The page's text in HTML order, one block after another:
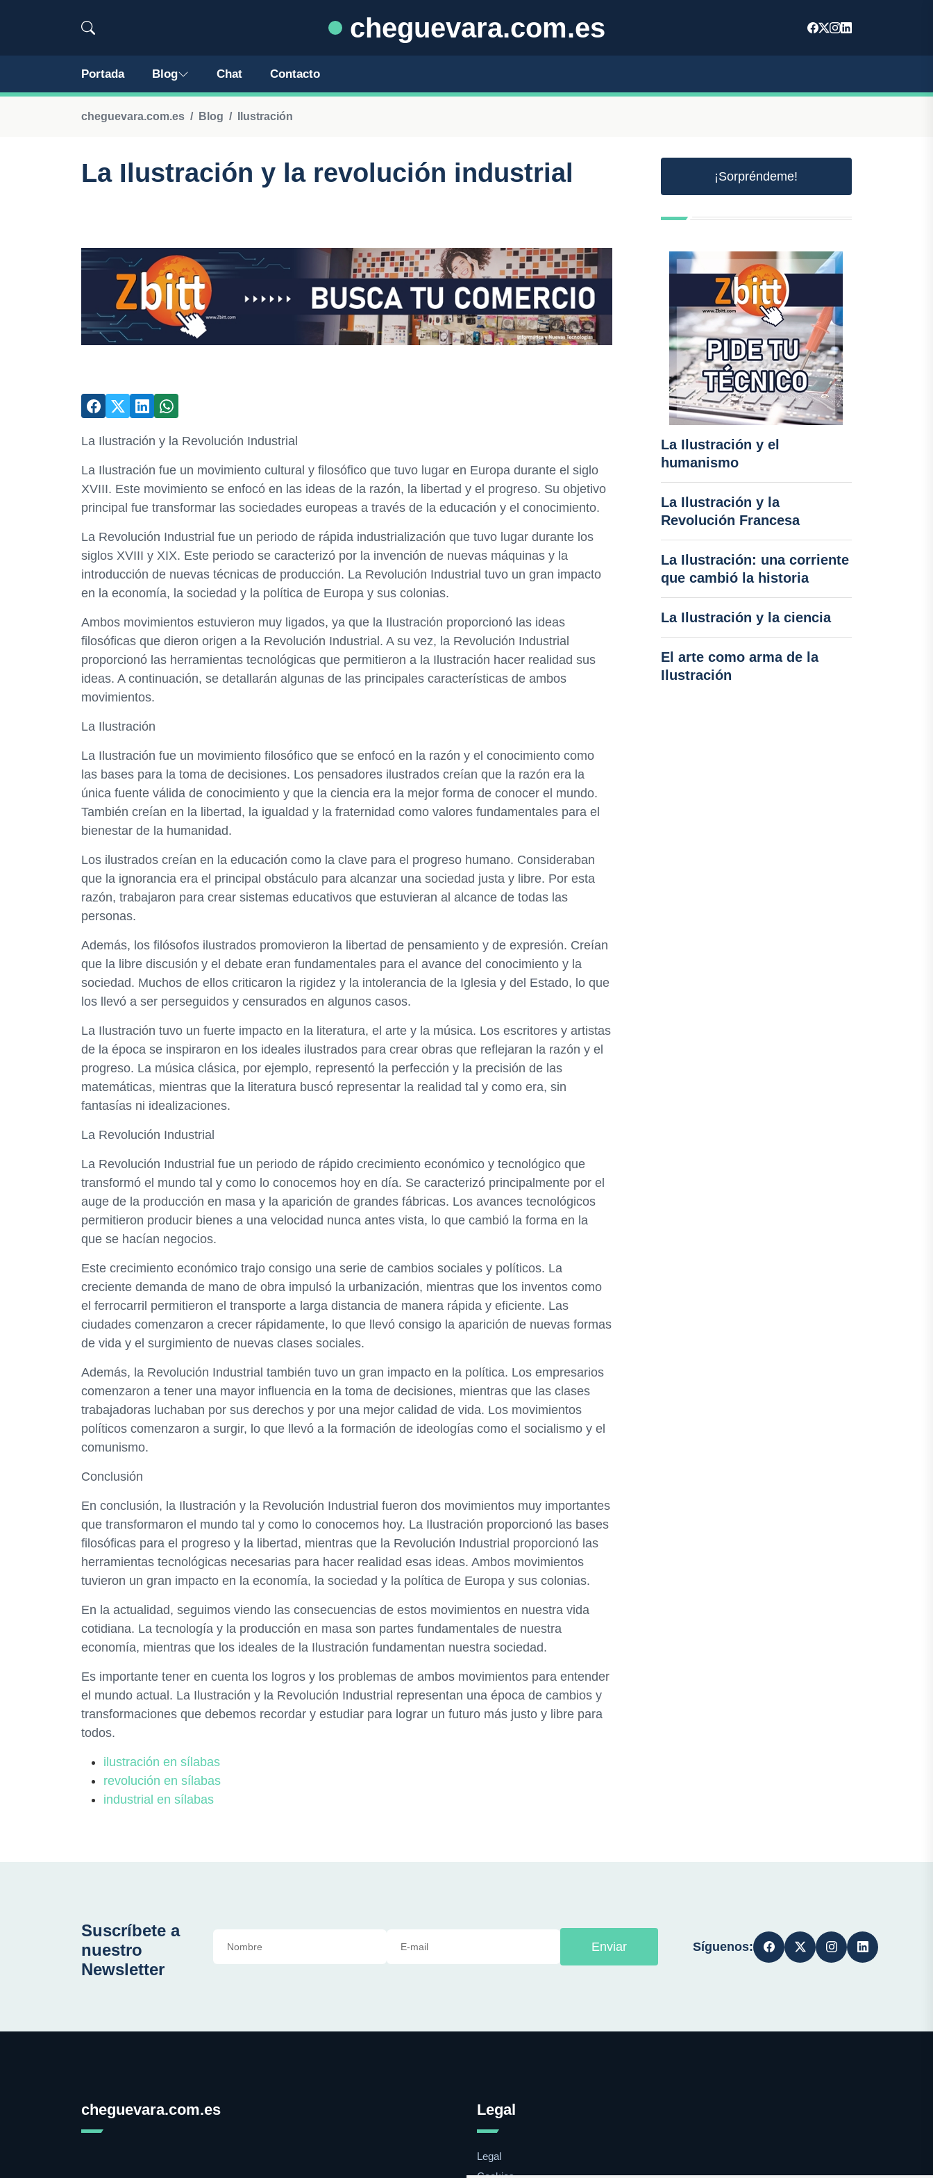
cheguevara.com.es
Portada Blog Chat Contacto
cheguevara.com.es Blog Ilustración
La Ilustración y la revolución industrial
La Ilustración y la Revolución Industrial
La Ilustración fue un movimiento cultural y filosófico que tuvo lugar en Europa durante el siglo
XVIII. Este movimiento se enfocó en las ideas de la razón, la libertad y el progreso. Su objetivo
principal fue transformar las sociedades europeas a través de la educación y el conocimiento.
La Revolución Industrial fue un periodo de rápida industrialización que tuvo lugar durante los
siglos XVIII y XIX. Este periodo se caracterizó por la invención de nuevas máquinas y la
introducción de nuevas técnicas de producción. La Revolución Industrial tuvo un gran impacto
en la economía, la sociedad y la política de Europa y sus colonias.
Ambos movimientos estuvieron muy ligados, ya que la Ilustración proporcionó las ideas
filosóficas que dieron origen a la Revolución Industrial. A su vez, la Revolución Industrial
proporcionó las herramientas tecnológicas que permitieron a la Ilustración hacer realidad sus
ideas. A continuación, se detallarán algunas de las principales características de ambos
movimientos.
La Ilustración
La Ilustración fue un movimiento filosófico que se enfocó en la razón y el conocimiento como
las bases para la toma de decisiones. Los pensadores ilustrados creían que la razón era la
única fuente válida de conocimiento y que la ciencia era la mejor forma de conocer el mundo.
También creían en la libertad, la igualdad y la fraternidad como valores fundamentales para el
bienestar de la humanidad.
Los ilustrados creían en la educación como la clave para el progreso humano. Consideraban
que la ignorancia era el principal obstáculo para alcanzar una sociedad justa y libre. Por esta
razón, trabajaron para crear sistemas educativos que estuvieran al alcance de todas las
personas.
Además, los filósofos ilustrados promovieron la libertad de pensamiento y de expresión. Creían
que la libre discusión y el debate eran fundamentales para el avance del conocimiento y la
sociedad. Muchos de ellos criticaron la rigidez y la intolerancia de la Iglesia y del Estado, lo que
los llevó a ser perseguidos y censurados en algunos casos.
La Ilustración tuvo un fuerte impacto en la literatura, el arte y la música. Los escritores y artistas
de la época se inspiraron en los ideales ilustrados para crear obras que reflejaran la razón y el
progreso. La música clásica, por ejemplo, representó la perfección y la precisión de las
matemáticas, mientras que la literatura buscó representar la realidad tal y como era, sin
fantasías ni idealizaciones.
La Revolución Industrial
La Revolución Industrial fue un periodo de rápido crecimiento económico y tecnológico que
transformó el mundo tal y como lo conocemos hoy en día. Se caracterizó principalmente por el
auge de la producción en masa y la aparición de grandes fábricas. Los avances tecnológicos
permitieron producir bienes a una velocidad nunca antes vista, lo que cambió la forma en la
que se hacían negocios.
Este crecimiento económico trajo consigo una serie de cambios sociales y políticos. La
creciente demanda de mano de obra impulsó la urbanización, mientras que los inventos como
el ferrocarril permitieron el transporte a larga distancia de manera rápida y eficiente. Las
ciudades comenzaron a crecer rápidamente, lo que llevó consigo la aparición de nuevas formas
de vida y el surgimiento de nuevas clases sociales.
Además, la Revolución Industrial también tuvo un gran impacto en la política. Los empresarios
comenzaron a tener una mayor influencia en la toma de decisiones, mientras que las clases
trabajadoras luchaban por sus derechos y por una mejor calidad de vida. Los movimientos
políticos comenzaron a surgir, lo que llevó a la formación de ideologías como el socialismo y el
comunismo.
Conclusión
En conclusión, la Ilustración y la Revolución Industrial fueron dos movimientos muy importantes
que transformaron el mundo tal y como lo conocemos hoy. La Ilustración proporcionó las bases
filosóficas para el progreso y la libertad, mientras que la Revolución Industrial proporcionó las
herramientas tecnológicas necesarias para hacer realidad esas ideas. Ambos movimientos
tuvieron un gran impacto en la economía, la sociedad y la política de Europa y sus colonias.
En la actualidad, seguimos viendo las consecuencias de estos movimientos en nuestra vida
cotidiana. La tecnología y la producción en masa son partes fundamentales de nuestra
economía, mientras que los ideales de la Ilustración fundamentan nuestra sociedad.
Es importante tener en cuenta los logros y los problemas de ambos movimientos para entender
el mundo actual. La Ilustración y la Revolución Industrial representan una época de cambios y
transformaciones que debemos recordar y estudiar para lograr un futuro más justo y libre para
todos.
ilustración en sílabas
revolución en sílabas
industrial en sílabas
¡Sorpréndeme!
La Ilustración y el
humanismo
La Ilustración y la
Revolución Francesa
La Ilustración: una corriente
que cambió la historia
La Ilustración y la ciencia
El arte como arma de la
Ilustración
Suscríbete a
nuestro
Newsletter
Enviar Síguenos:
cheguevara.com.es Legal
Legal